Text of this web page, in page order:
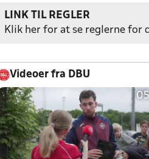
LINK TIL REGLER
Klik her for at se reglerne for
Videoer fra DBU